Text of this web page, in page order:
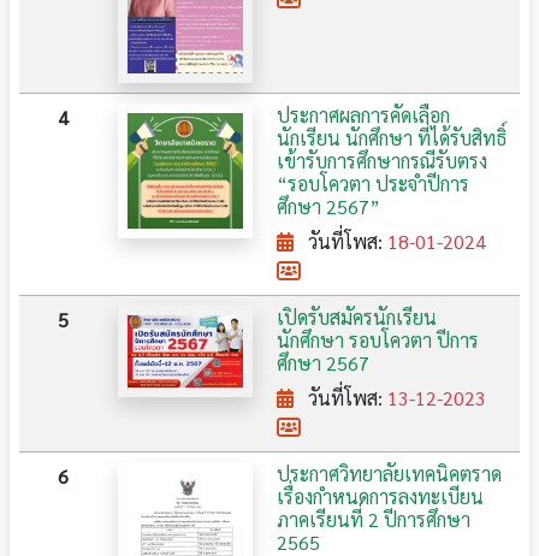
4
ประกาศผลการคัดเลือก
นักเรียน นักศึกษา ที่ได้รับสิทธิ์
เข้ารับการศึกษากรณีรับตรง
“รอบโควตา ประจำปีการ
ศึกษา 2567”
วันที่โพส: 18-01-2024
5
เปิดรับสมัครนักเรียน
นักศึกษา รอบโควตา ปีการ
ศึกษา 2567
วันที่โพส: 13-12-2023
6
ประกาศ​วิทยาลัย​เทคนิค​ตราด
เรื่องกำหนดการลงทะเบียน​
ภาคเรียน​ที่​ 2​ ปีการศึกษา​
2565